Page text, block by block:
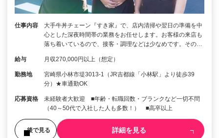
仕事内容
大手牛丼チェーン『すき家』で、店内清掃や翌日の準備を中
心とした深夜時間帯の業務をお任せします。お客様の来店も
落ち着いているので、接客・調理などは少なめです。その…
給与 月収270,000円以上（想定）
勤務地
宮崎県小林市堤3013-1（JR吉都線「小林駅」より徒歩39
分）★車通勤OK
応募資格
未経験者大歓迎 ■年齢・転職回数・ブランクなど一切不問
（40～50代で入社した人も多数！） ■高卒以上
後で見る 詳細を見る